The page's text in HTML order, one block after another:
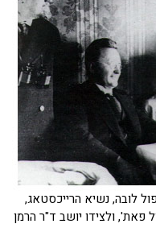
לובה, נשיא הרייכסטאג,
ולצידו יושב ד"ר הרמן